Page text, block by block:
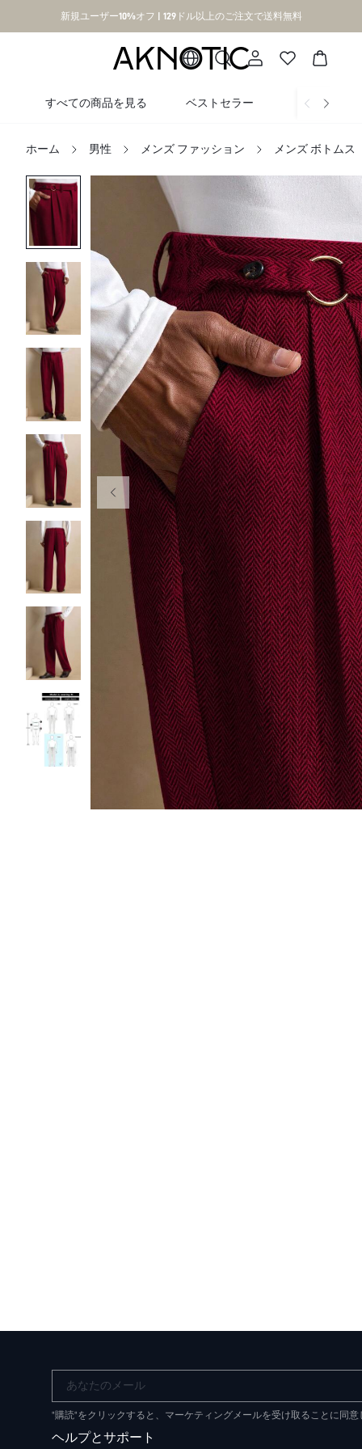
新規ユーザー10%オフ | 129ドル以上のご注文で送料無料
すべての商品を見る ベストセラー 新着
ホーム 男性 メンズ ファッション メンズ ボトムス
あなたのメール
"購読"をクリックすると、マーケティングメールを受け取ることに同
ヘルプとサポート